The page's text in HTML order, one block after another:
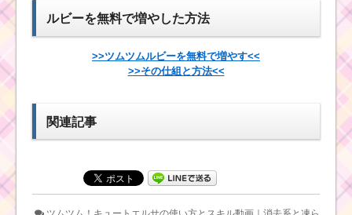
報とスキル画像･高得点
をだすには？
ン派？
ツムツムキャラクタ
情報とスキル画像･高得
点をだすには？
情報とスキル画
には？
ルビーを無料で増やした方法
>>ツムツムルビーを無料で増やす<<
>>その仕組と方法<<
関連記事